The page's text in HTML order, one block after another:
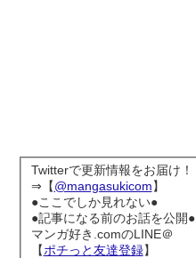
Twitterで更新情報をお届け！
⇒【@mangasukicom】
●ここでしか見れない●
●記事になる前のお話を公開●
マンガ好き.comのLINE＠
【ポチっと友達登録】